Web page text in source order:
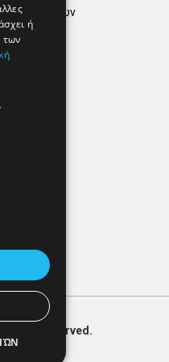
δεδομένων
Rights Reserved.
ή
των